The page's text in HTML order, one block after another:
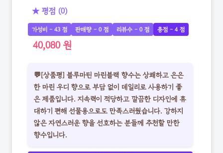
★ 평점 (0)
가성비 - 43 점 판매량 - 0 점 리뷰수 - 0 점 총점 - 4 점
40,080 원
💬[상품평] 블루마틴 마린블랙 향수는 상쾌하고 은은
한 마린 우디 향으로 부담 없이 데일리로 사용하기 좋
은 제품입니다. 지속력이 적당하고 깔끔한 디자인에 휴
대하기 편해 선물용으로도 만족스러웠습니다. 강하지
않은 자연스러운 향을 선호하는 분들께 추천할 만한
향수입니다.